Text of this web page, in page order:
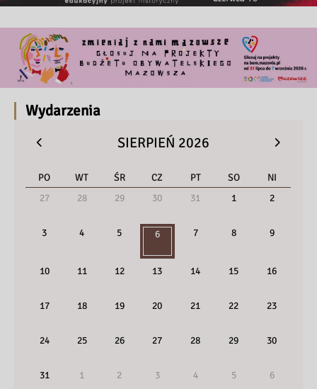
Wydarzenia
SIERPIEŃ 2026
PO WT ŚR CZ PT SO
NI
27
28 29 30 31 1 2
3 4 5 6 7 8 9
10 11 12 13 14 15 16
17 18 19 20 21 22 23
24 25 26 27 28 29 30
31 1 2 3 4 5 6